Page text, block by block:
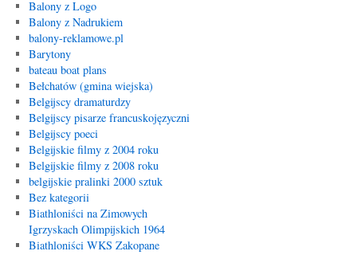
Balony z Logo
Balony z Nadrukiem
balony-reklamowe.pl
Barytony
bateau boat plans
Bełchatów (gmina wiejska)
Belgijscy dramaturdzy
Belgijscy pisarze francuskojęzyczni
Belgijscy poeci
Belgijskie filmy z 2004 roku
Belgijskie filmy z 2008 roku
belgijskie pralinki 2000 sztuk
Bez kategorii
Biathloniści na Zimowych
Igrzyskach Olimpijskich 1964
Biathloniści WKS Zakopane